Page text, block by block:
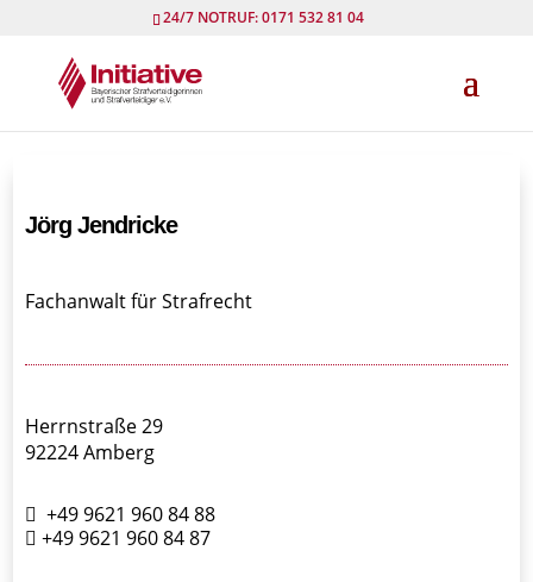
24/7 NOTRUF: 0171 532 81 04
Jörg Jendricke
Fachanwalt für Strafrecht
Herrnstraße 29
92224 Amberg
+49 9621 960 84 88
+49 9621 960 84 87